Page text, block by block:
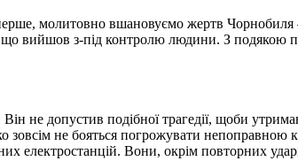
молитовно вшановуємо жертв Чорнобиля
вийшов з-під контролю людини. З подякою
не допустив подібної трагедії, щоби
зовсім не бояться погрожувати
електростанцій. Вони, окрім повторних